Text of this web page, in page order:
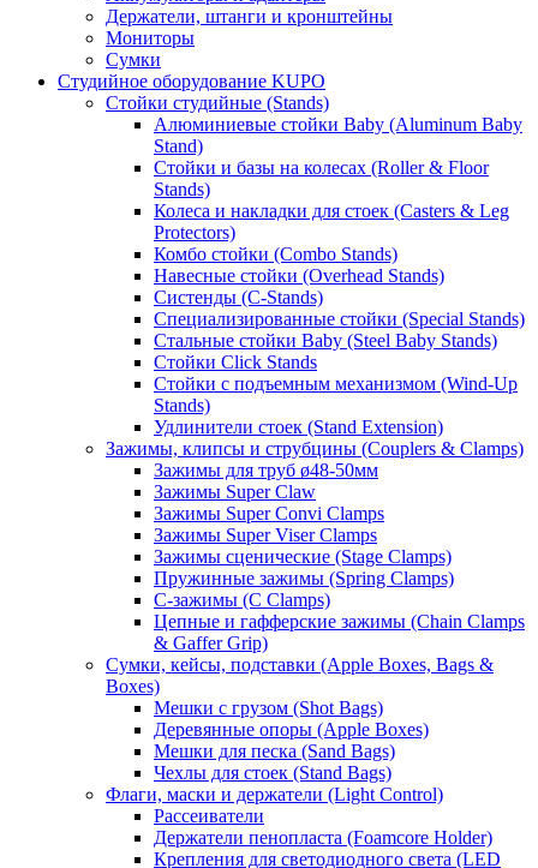
Держатели, штанги и кронштейны
Мониторы
Сумки
Студийное оборудование KUPO
Стойки студийные (Stands)
Алюминиевые стойки Baby (Aluminum Baby
Stand)
Стойки и базы на колесах (Roller & Floor
Stands)
Колеса и накладки для стоек (Casters & Leg
Protectors)
Комбо стойки (Combo Stands)
Навесные стойки (Overhead Stands)
Систенды (C-Stands)
Специализированные стойки (Special Stands)
Стальные стойки Baby (Steel Baby Stands)
Стойки Click Stands
Стойки с подъемным механизмом (Wind-Up
Stands)
Удлинители стоек (Stand Extension)
Зажимы, клипсы и струбцины (Couplers & Clamps)
Зажимы для труб ø48-50мм
Зажимы Super Claw
Зажимы Super Convi Clamps
Зажимы Super Viser Clamps
Зажимы сценические (Stage Clamps)
Пружинные зажимы (Spring Clamps)
С-зажимы (C Clamps)
Цепные и гафферские зажимы (Chain Clamps
& Gaffer Grip)
Сумки, кейсы, подставки (Apple Boxes, Bags &
Boxes)
Мешки с грузом (Shot Bags)
Деревянные опоры (Apple Boxes)
Мешки для песка (Sand Bags)
Чехлы для стоек (Stand Bags)
Флаги, маски и держатели (Light Control)
Рассеиватели
Держатели пенопласта (Foamcore Holder)
Крепления для светодиодного света (LED